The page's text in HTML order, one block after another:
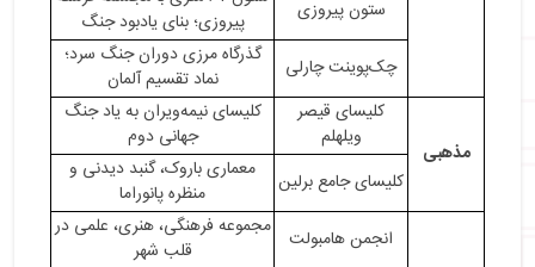
پل اوبرباوم، نمادی از معماری کلاسیک
پستامادر پلاتز، قلب تجاری برلین
موزه یهود، روایتی از تاریخ یهودیان
استخر بادشیف، مکانی برای شنا و آفتاب گرفتن
・ جنگل گرونوالد، بهشتی برای پیاده‌روی و
دوچرخه‌سواری
بازارها و مراکز خرید شهر برلین
ستون پیروزی
پیروزی؛ بنای یادبود جنگ
چک‌پوینت چارلی
گذرگاه مرزی دوران جنگ سرد؛
نماد تقسیم آلمان
مذهبی
کلیسای قیصر
ویلهلم
کلیسای نیمه‌ویران به یاد جنگ
جهانی دوم
کلیسای جامع برلین
معماری باروک، گنبد دیدنی و
منظره پانوراما
انجمن هامبولت
مجموعه فرهنگی، هنری، علمی در
قلب شهر